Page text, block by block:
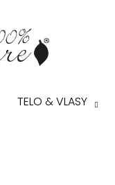
TELO & VLASY